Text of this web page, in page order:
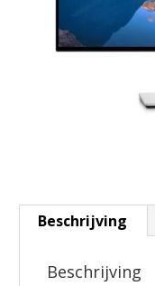
Beschrijving
Beschrijving